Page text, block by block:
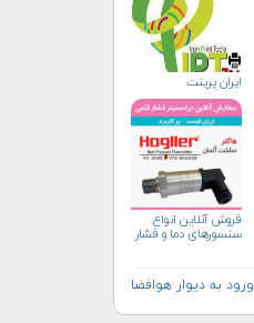
ایران پرینت
فروش آنلاین انواع
سنسورهای دما و فشار
ورود به دیوار هوافضا